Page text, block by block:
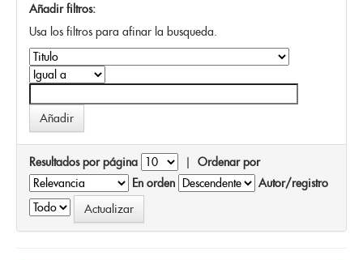
Añadir filtros:
Usa los filtros para afinar la busqueda.
Resultados por página | Ordenar por
En orden
Autor/registro